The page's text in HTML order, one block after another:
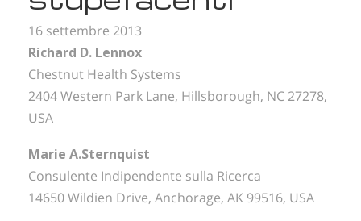
16 settembre 2013
Richard D. Lennox
Chestnut Health Systems
2404 Western Park Lane, Hillsborough, NC 27278,
USA
Marie A.Sternquist
Consulente Indipendente sulla Ricerca
14650 Wildien Drive, Anchorage, AK 99516, USA